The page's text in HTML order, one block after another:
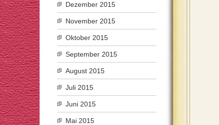
Dezember 2015
November 2015
Oktober 2015
September 2015
August 2015
Juli 2015
Juni 2015
Mai 2015